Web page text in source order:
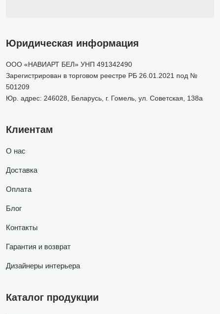
Юридическая информация
ООО «НАВИАРТ БЕЛ» УНП 491342490
Зарегистрирован в торговом реестре РБ 26.01.2021 под №
501209
Юр. адрес: 246028, Беларусь, г. Гомель, ул. Советская, 138а
Клиентам
О нас
Доставка
Оплата
Блог
Контакты
Гарантия и возврат
Дизайнеры интерьера
Каталог продукции